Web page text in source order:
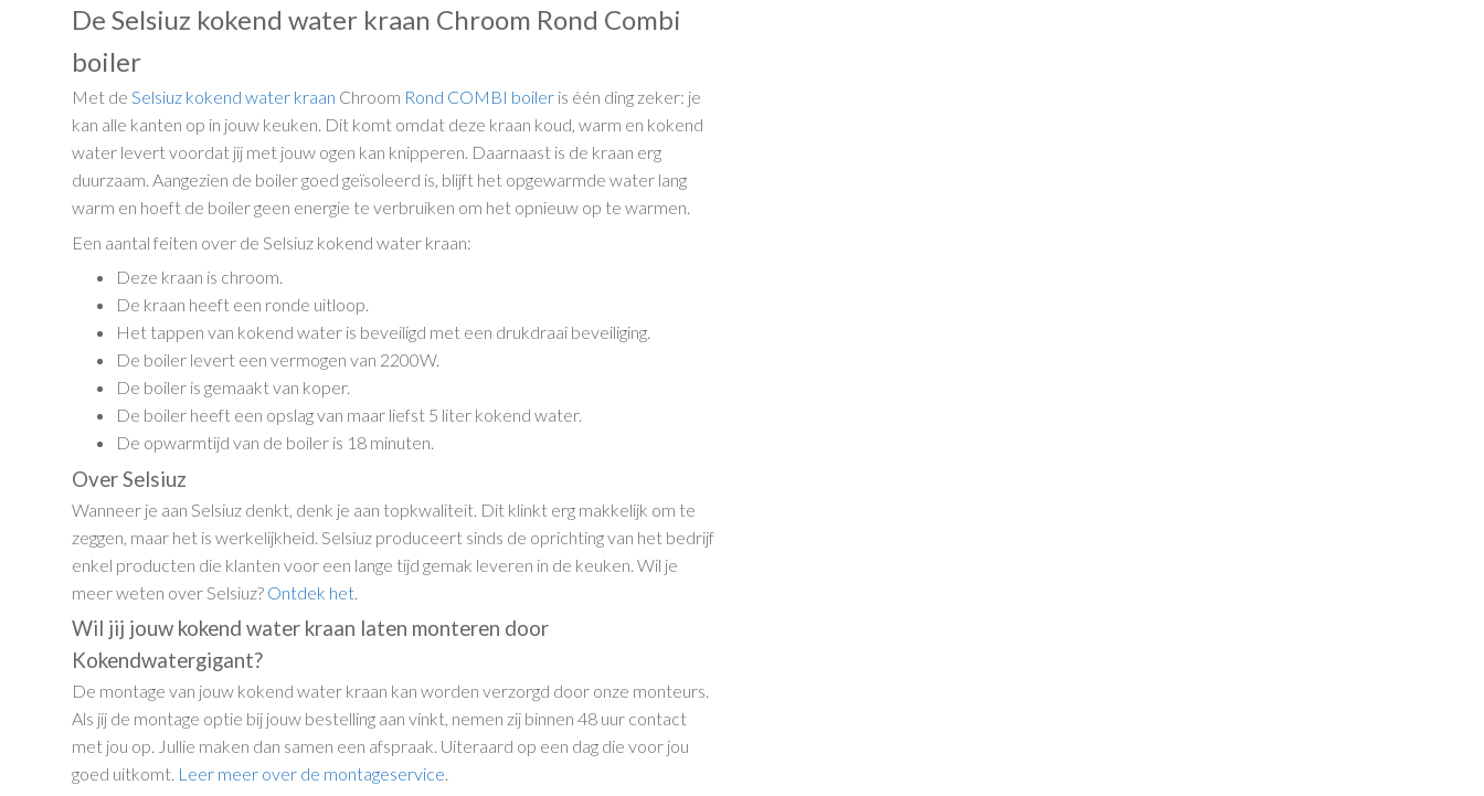
De Selsiuz kokend water kraan Chroom Rond Combi
boiler
Met deSelsiuz kokend water kraan Chroom Rond COMBI boiler is één ding zeker: je
kan alle kanten op in jouw keuken. Dit komt omdat deze kraan koud, warm en kokend
water levert voordat jij met jouw ogen kan knipperen. Daarnaast is de kraan erg
duurzaam. Aangezien de boiler goed geïsoleerd is, blijft het opgewarmde water lang
warm en hoeft de boiler geen energie te verbruiken om het opnieuw op te warmen.
Een aantal feiten over de Selsiuz kokend water kraan:
Deze kraan is chroom.
De kraan heeft een ronde uitloop.
Het tappen van kokend water is beveiligd met een drukdraai beveiliging.
De boiler levert een vermogen van 2200W.
De boiler is gemaakt van koper.
De boiler heeft een opslag van maar liefst 5 liter kokend water.
De opwarmtijd van de boiler is 18 minuten.
Over Selsiuz
Wanneer je aan Selsiuz denkt, denk je aan topkwaliteit. Dit klinkt erg makkelijk om te
zeggen, maar het is werkelijkheid. Selsiuz produceert sinds de oprichting van het bedrijf
enkel producten die klanten voor een lange tijd gemak leveren in de keuken. Wil je
meer weten over Selsiuz? Ontdek het
Wil jij jouw kokend water kraan laten monteren door
Kokendwatergigant?
De montage van jouw kokend water kraan kan worden verzorgd door onze monteurs.
Als jij de montage optie bij jouw bestelling aan vinkt, nemen zij binnen 48 uur contact
met jou op. Jullie maken dan samen een afspraak. Uiteraard op een dag die voor jou
goed uitkomt. Leer meer over de montageservice.